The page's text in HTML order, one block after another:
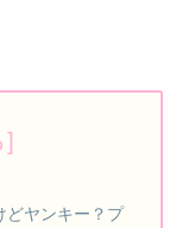
どヤンキー？プ